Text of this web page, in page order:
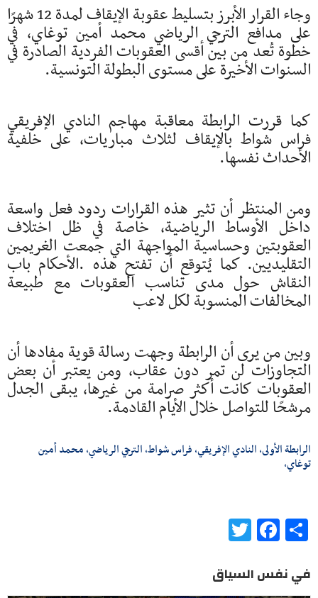
وجاء القرار الأبرز بتسليط عقوبة الإيقاف لمدة 12 شهرًا
على مدافع الترجي الرياضي محمد أمين توغاي، في
خطوة تُعد من بين أقسى العقوبات الفردية الصادرة في
السنوات الأخيرة على مستوى البطولة التونسية.
كما قررت الرابطة معاقبة مهاجم النادي الإفريقي
فراس شواط بالإيقاف لثلاث مباريات، على خلفية
الأحداث نفسها.
ومن المنتظر أن تثير هذه القرارات ردود فعل واسعة
داخل الأوساط الرياضية، خاصة في ظل اختلاف
العقوبتين وحساسية المواجهة التي جمعت الغريمين
التقليديين. كما يُتوقع أن تفتح هذه .الأحكام باب
النقاش حول مدى تناسب العقوبات مع طبيعة
المخالفات المنسوبة لكل لاعب
وبين من يرى أن الرابطة وجهت رسالة قوية مفادها أن
التجاوزات لن تمر دون عقاب، ومن يعتبر أن بعض
العقوبات كانت أكثر صرامة من غيرها، يبقى الجدل
مرشحًا للتواصل خلال الأيام القادمة.
الرابطة الأولى، النادي الإفريقي، فراس شواط، الترجي الرياضي، محمد أمين
توغاي،
Share
Facebook
في نفس السياق